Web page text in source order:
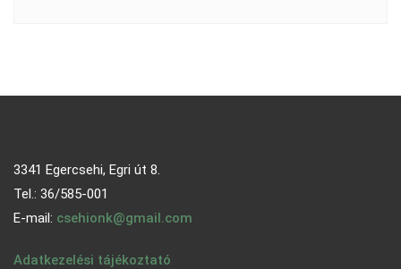
3341 Egercsehi, Egri út 8.
Tel.: 36/585-001
E-mail: csehionk@gmail.com
Adatkezelési tájékoztató